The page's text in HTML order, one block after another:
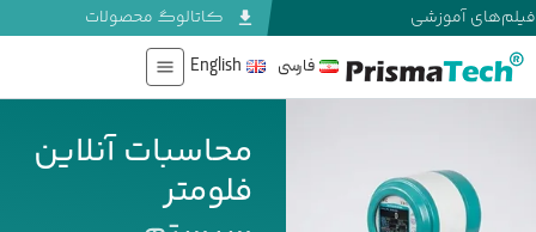
آموزشی
کاتالوگ محصولات
فارسی
English
محاسبات آنلاین
فلومتر